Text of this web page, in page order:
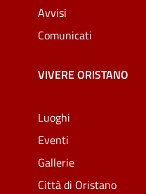
Avvisi
Comunicati
VIVERE ORISTANO
Luoghi
Eventi
Gallerie
Città di Oristano